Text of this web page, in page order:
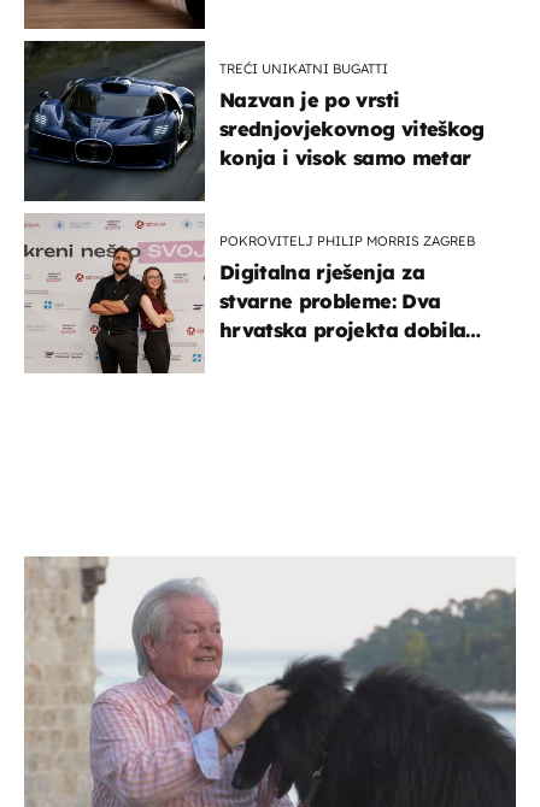
TREĆI UNIKATNI BUGATTI
Nazvan je po vrsti
srednjovjekovnog viteškog
konja i visok samo metar
POKROVITELJ PHILIP MORRIS ZAGREB
Digitalna rješenja za
stvarne probleme: Dva
hrvatska projekta dobila